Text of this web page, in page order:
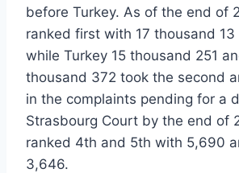
before Turkey. As of the end of
ranked first with 17 thousand 13
while Turkey 15 thousand 251
thousand 372 took the second
in the complaints pending for a
Strasbourg Court by the end of
ranked 4th and 5th with 5,690
3,646.